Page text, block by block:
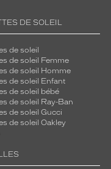
DE SOLEIL
de soleil
de soleil Femme
de soleil Homme
de soleil Enfant
de soleil bébé
de soleil Ray-Ban
de soleil Gucci
de soleil Oakley